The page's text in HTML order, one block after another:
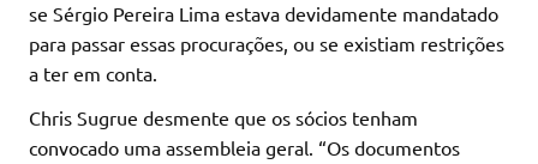
se Sérgio Pereira Lima estava devidamente mandatado
para passar essas procurações, ou se existiam restrições
a ter em conta.
Chris Sugrue desmente que os sócios tenham
convocado uma assembleia geral. “Os documentos